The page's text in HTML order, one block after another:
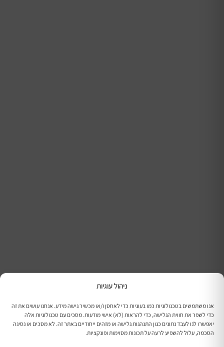
ניהול עוגיות
אנו משתמשים בטכנולוגיות כמו בעוגיות כדי לאחסן ו/או מכשיר גישה מידע. אנחנו עושים את זה
כדי לשפר את חווית הגלישה, כדי להראות (לא) אישי מודעות. מסכים עם טכנולוגיות אלה
יאפשרו לנו לעבד נתונים כגון התנהגות גלישה או מזהים ייחודיים באתר זה. לא מסכים או נסיגה
הסכמה, עלול להשפיע לרעה על תכונות מסוימות ופונקציות.